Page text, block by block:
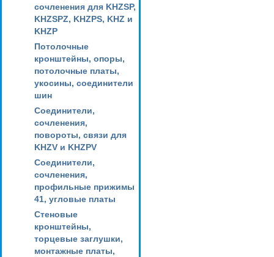
сочленения для KHZSP,
KHZSPZ, KHZPS, KHZ и
KHZP
Потолочные
кронштейны, опоры,
потолочные платы,
укосины, соединители
шин
Соединители,
сочленения,
повороты, связи для
KHZV и KHZPV
Соединители,
сочленения,
профильные прижимы
41, угловые платы
Стеновые
кронштейны,
торцевые заглушки,
монтажные платы,